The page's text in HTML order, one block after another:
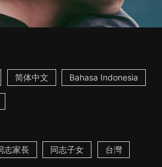
简体中文 Bahasa Indonesia
志家長 同志子女 台灣